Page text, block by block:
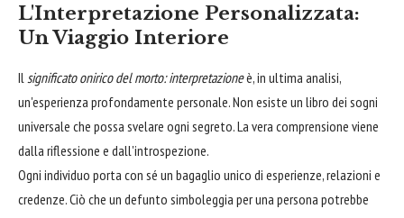
L'Interpretazione Personalizzata:
Un Viaggio Interiore
Il significato onirico del morto: interpretazioneè, in ultima analisi,
un'esperienza profondamente personale. Non esiste un libro dei sogni
universale che possa svelare ogni segreto. La vera comprensione viene
dalla riflessione e dall'introspezione.
Ogni individuo porta con sé un bagaglio unico di esperienze, relazioni e
credenze. Ciò che un defunto simboleggia per una persona potrebbe